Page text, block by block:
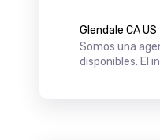
Glendale CA US
Somos una
disponibles. El